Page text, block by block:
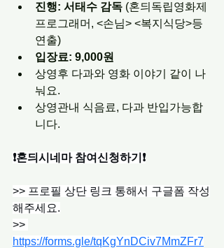
진행: 서태수 감독 (혼듸독립영화제
프로그래머, <손님> <복지식당>등
연출)
입장료: 9,000원
상영후 다과와 영화 이야기 같이 나
눠요.
상영관내 식음료, 다과 반입가능합
니다.
❗️혼듸시네마 참여신청하기❗️
>> 프로필 상단 링크 통해서 구글폼 작성
해주세요.
>>
https://forms.gle/tqKgYnDCiv7MmZFr7